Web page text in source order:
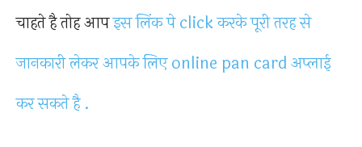
चाहते है तोह आपइस लिंक पे click करके पूरी तरह से
जानकारी लेकर आपके लिए online pan card अप्लाई
कर सकते है .